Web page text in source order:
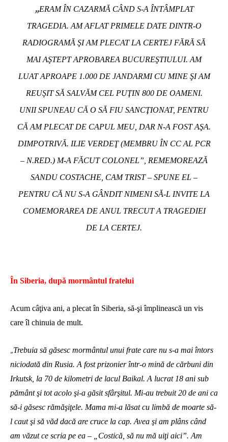
„ERAM ÎN CAZARMĂ CÂND S-A ÎNTÂMPLAT
TRAGEDIA. AM AFLAT PRIMELE DATE DINTR-O
RADIOGRAMĂ ŞI AM PLECAT LA CERTEJ FĂRĂ SĂ
MAI AŞTEPT APROBAREA BUCUREŞTIULUI. AM
LUAT APROAPE 1.000 DE JANDARMI CU MINE ŞI AM
REUŞIT SĂ SALVĂM CEL PUŢIN 800 DE OAMENI.
UNII SPUNEAU CĂ O SĂ FIU SANCŢIONAT, PENTRU
CĂ AM PLECAT DE CAPUL MEU, DAR N-A FOST AŞA.
DIMPOTRIVĂ. ILIE VERDEŢ (MEMBRU ÎN CC AL PCR
– N.RED.) M-A FĂCUT COLONEL” , REMEMOREAZĂ
SANDU COSTACHE, CAM TRIST – SPUNE EL –
PENTRU CĂ NU S-A GÂNDIT NIMENI SĂ-L INVITE LA
COMEMORAREA DE ANUL TRECUT A TRAGEDIEI
DE LA CERTEJ.
În Siberia, după mormântul fratelui
Acum câţiva ani, a plecat în Siberia, să-şi împlinească un vis
care îl chinuia de mult.
„Trebuia să găsesc mormântul unui frate care nu s-a mai întors
niciodată din Rusia. A fost prizonier într-o mină de cărbuni din
Irkutsk, la 70 de kilometri de lacul Baikal. A lucrat 18 ani sub
pământ şi tot acolo şi-a găsit sfârşitul. Mi-au trebuit 20 de ani ca
să-i găsesc rămăşiţele. Mama mi-a lăsat cu limbă de moarte să-
l caut şi să văd dacă are cruce la cap. Avea şi am plâns când
am văzut ce scria pe ea – „Costică, să nu mă uiţi aici”. Am